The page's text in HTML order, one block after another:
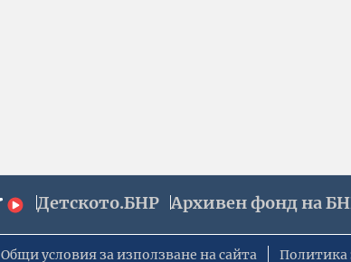
Детското.БНР Архивен фонд на
Общи условия за използване на сайта Политика